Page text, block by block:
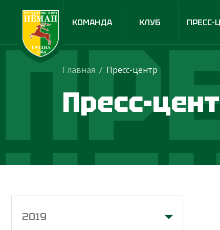
КОМАНДА КЛУБ ПРЕСС-
Главная / Пресс-центр
Пресс-
2019